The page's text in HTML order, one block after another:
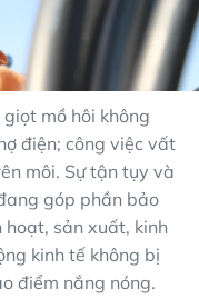
mồ hôi không
điện; công việc vất
môi. Sự tận tụy và
góp phần bảo
hoạt, sản xuất, kinh
kinh tế không bị
điểm nắng nóng.